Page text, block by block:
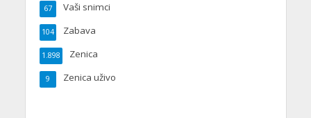
Vaši snimci
67
Zabava
104
Zenica
1.898
Zenica uživo
9